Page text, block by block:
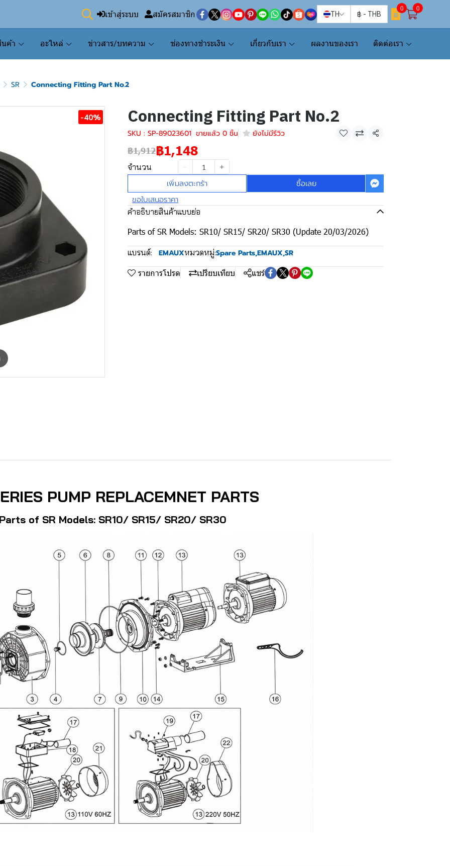
เข้าสู่ระบบ สมัครสมาชิก TH ฿ - THB
0 0
ค้า อะไหล่ ข่าวสาร/บทความ ช่องทางชำระเงิน เกี่ยวกับเรา ผลงานของเรา ติดต่อเรา
SR Connecting Fitting Part No.2
-40% Connecting Fitting Part No.2
SKU : SP-89023601 ขายแล้ว 0 ชิ้น ยังไม่มีรีวิว แชร์
฿1,912฿1,148
จำนวน
เพิ่มลงตะกร้า
ซื้อเลย
ขอใบเสนอราคา
คำอธิบายสินค้าแบบย่อ
Parts of SR Models: SR10/ SR15/ SR20/ SR30 (Update 20/03/2026)
แบรนด์: EMAUXหมวดหมู่:Spare Parts,EMAUX,SR
รายการโปรด
เปรียบเทียบ แชร์
PUMP REPLACEMNET PARTS
of SR Models: SR10/ SR15/ SR20/ SR30